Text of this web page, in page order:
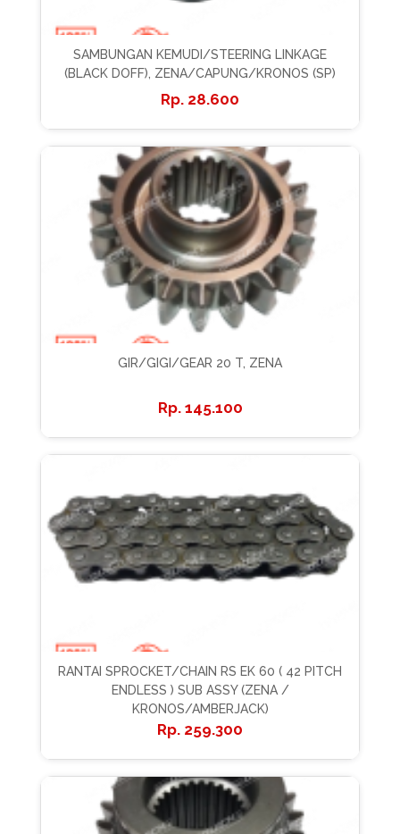
SAMBUNGAN KEMUDI/STEERING LINKAGE
(BLACK DOFF), ZENA/CAPUNG/KRONOS (SP)
28.600
GIR/GIGI/GEAR 20 T, ZENA
145.100
RANTAI SPROCKET/CHAIN RS EK 60 ( 42 PITCH
ENDLESS ) SUB ASSY (ZENA /
KRONOS/AMBERJACK)
259.300